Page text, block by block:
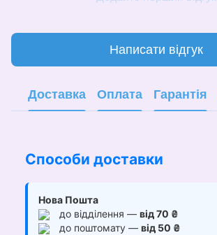
Написати відгук
Доставка Оплата Гарантія
Способи доставки
Нова Пошта
до відділення — від 70 ₴
до поштомату — від 50 ₴